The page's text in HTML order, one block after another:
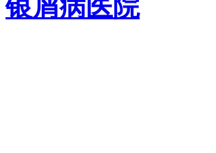
银屑病医院